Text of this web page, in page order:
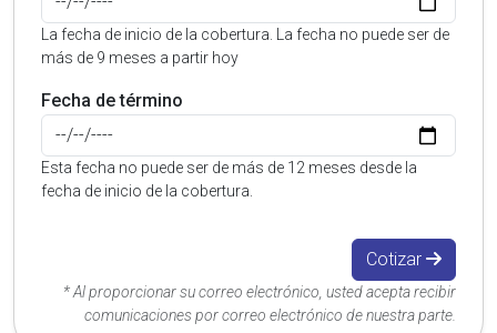
La fecha de inicio de la cobertura. La fecha no puede ser de
más de 9 meses a partir hoy
Fecha de término
Esta fecha no puede ser de más de 12 meses desde la
fecha de inicio de la cobertura.
Cotizar
* Al proporcionar su correo electrónico, usted acepta recibir
comunicaciones por correo electrónico de nuestra parte.